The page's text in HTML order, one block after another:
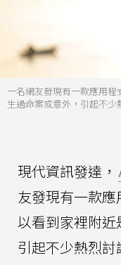
一名網友發現有一款應用
生過命案或意外，引起不
現代資訊發達，
友發現有一款應
以看到家裡附近
引起不少熱烈討